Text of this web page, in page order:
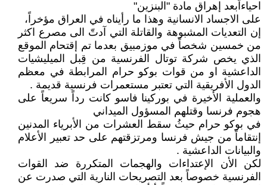
احياءاًبعد إهراق مادة "البنزين"
على الاجساد الانسانية وهذا ما رأيناه في العراق مؤخراً،
إن التعديات المشبوهة والقاتلة التي آدتّ الى مصرع اكثر
من خمسين شخصاً في موزمبيق بعدما تم إقتحام الموقع
الذي يخص شركة توتال الفرنسية من قِبل الميليشيات
الداعشية او من قوات بوكو حرام المرابطة في معظم
الدول الأفريقية التي تعتبر مستعمرات فرنسية قديمة .
والعملية الأخيرة في بوركينا فاسو كانت رداً سريعاً على
هجوم فرنسا وقتلهم المسؤول الميداني
في بوكو حرام حيثُ سقط العشرات من الأبرياء المدنين
إنتقاماً من جيش فرنسا ومرتزقتهم على حد تعبير الأعلام
والبيانات الداعشية .
لكن الأن الإعتداءات والهجمات المتكررة ضد القوات
الفرنسية خصوصاً بعد التصريحات النارية التي صدرت عن